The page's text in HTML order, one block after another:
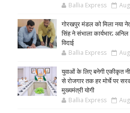
Ballia Express
गोरखपुर मंडल को मिला नया
सिंह ने संभाला कार्यभार; अनिल
विदाई
Ballia Express
युवाओं के लिए बनेगी एकीकृत
से रोजगार तक हर मोर्चे पर
मुख्यमंत्री योगी
Ballia Express